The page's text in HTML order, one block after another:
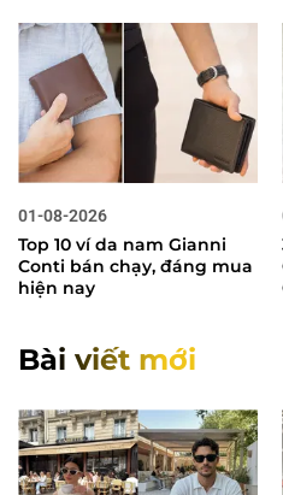
01-08-2026
Top 10 ví da nam Gianni
Conti bán chạy, đáng mua
hiện nay
Bài viết mới